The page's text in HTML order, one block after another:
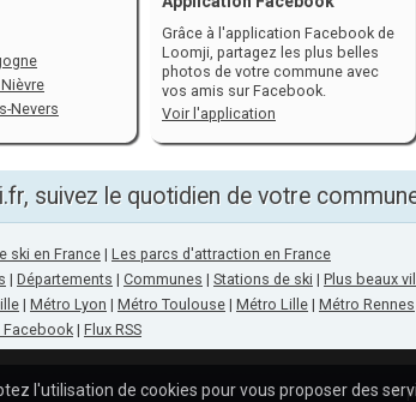
Nevers
Grâce à l'application Facebook de
Loomji, partagez les plus belles
photos de votre commune avec
vos amis sur Facebook.
Voir l'application
suivez le quotidien de votre
ski en France| Les parcs d'attraction en France
| Départements | Communes | Stations de ski | Plus beaux
| Métro Lyon | Métro Toulouse | Métro Lille | Métro Rennes
| Flux RSS
A
l'utilisation de cookies pour vous proposer des